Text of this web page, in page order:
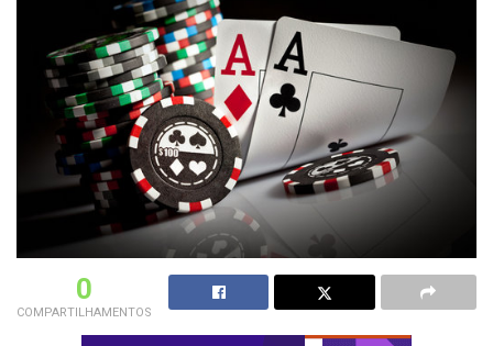
0
COMPARTILHAMENTOS